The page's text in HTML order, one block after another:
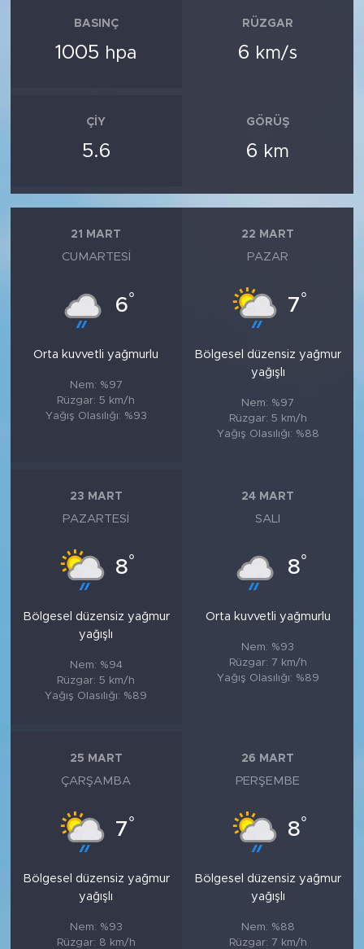
BASINÇ
1005 hpa
RÜZGAR
6 km/s
ÇIY
5.6
GÖRÜŞ
6 km
21 MART
CUMARTESI
6°
Orta kuvvetli yağmurlu
Nem: %97
Rüzgar: 5 km/h
Yağış Olasılığı: %93
22 MART
PAZAR
7°
Bölgesel düzensiz yağmur
yağışlı
Nem: %97
Rüzgar: 5 km/h
Yağış Olasılığı: %88
23 MART
PAZARTESI
8°
Bölgesel düzensiz yağmur
yağışlı
Nem: %94
Rüzgar: 5 km/h
Yağış Olasılığı: %89
24 MART
SALI
8°
Orta kuvvetli yağmurlu
Nem: %93
Rüzgar: 7 km/h
Yağış Olasılığı: %89
25 MART
ÇARŞAMBA
7°
Bölgesel düzensiz yağmur
yağışlı
Nem: %93
Rüzgar: 8 km/h
26 MART
PERŞEMBE
8°
Bölgesel düzensiz yağmur
yağışlı
Nem: %88
Rüzgar: 7 km/h